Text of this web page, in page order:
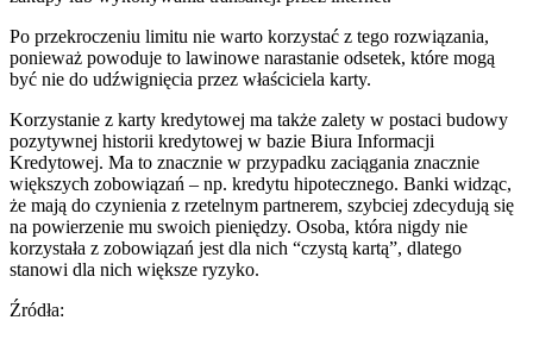
Po przekroczeniu limitu nie warto korzystać z tego rozwiązania,
ponieważ powoduje to lawinowe narastanie odsetek, które mogą
być nie do udźwignięcia przez właściciela karty.
Korzystanie z karty kredytowej ma także zalety w postaci budowy
pozytywnej historii kredytowej w bazie Biura Informacji
Kredytowej. Ma to znacznie w przypadku zaciągania znacznie
większych zobowiązań – np. kredytu hipotecznego. Banki widząc,
że mają do czynienia z rzetelnym partnerem, szybciej zdecydują się
na powierzenie mu swoich pieniędzy. Osoba, która nigdy nie
korzystała z zobowiązań jest dla nich “czystą kartą”, dlatego
stanowi dla nich większe ryzyko.
Źródła: